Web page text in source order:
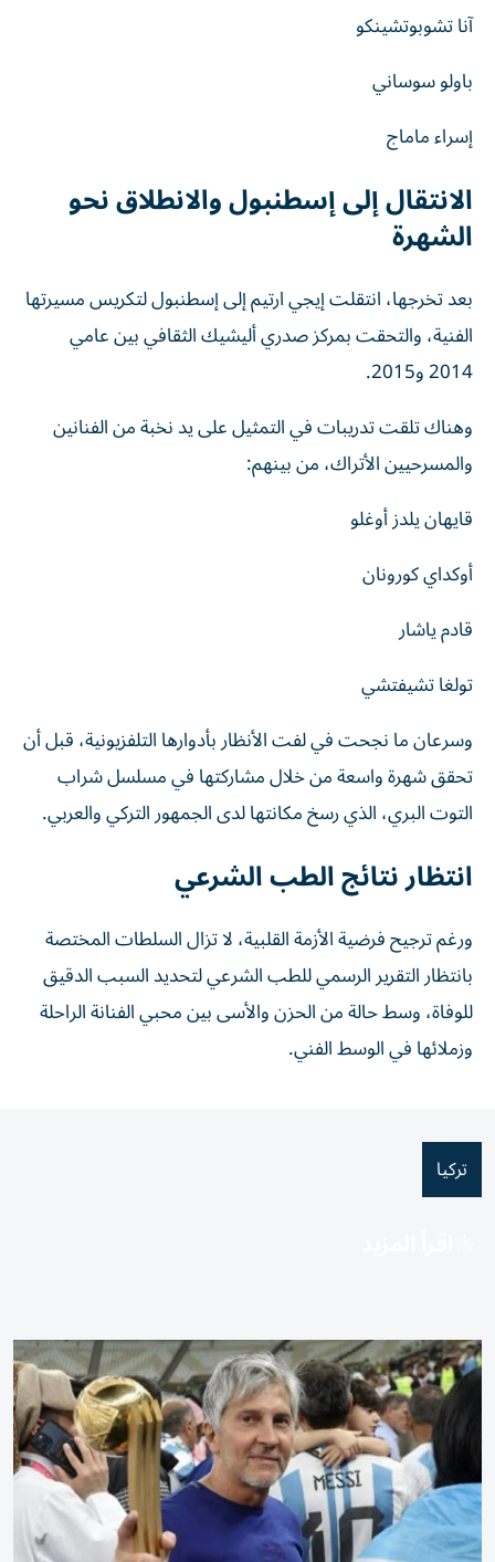
آنا تشوبوتشينكو
باولو سوساني
إسراء ماماج
الانتقال إلى إسطنبول والانطلاق نحو
الشهرة
بعد تخرجها، انتقلت إيجي ارتيم إلى إسطنبول لتكريس مسيرتها
الفنية، والتحقت بمركز صدري أليشيك الثقافي بين عامي
2014 و2015.
وهناك تلقت تدريبات في التمثيل على يد نخبة من الفنانين
والمسرحيين الأتراك، من بينهم:
قايهان يلدز أوغلو
أوكداي كورونان
قادم ياشار
تولغا تشيفتشي
وسرعان ما نجحت في لفت الأنظار بأدوارها التلفزيونية، قبل أن
تحقق شهرة واسعة من خلال مشاركتها في مسلسل شراب
التوت البري، الذي رسخ مكانتها لدى الجمهور التركي والعربي.
انتظار نتائج الطب الشرعي
ورغم ترجيح فرضية الأزمة القلبية، لا تزال السلطات المختصة
بانتظار التقرير الرسمي للطب الشرعي لتحديد السبب الدقيق
للوفاة، وسط حالة من الحزن والأسى بين محبي الفنانة الراحلة
وزملائها في الوسط الفني.
تركيا